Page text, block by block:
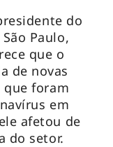
do
Paulo,
que o
de novas
que foram
em
afetou de
do setor.